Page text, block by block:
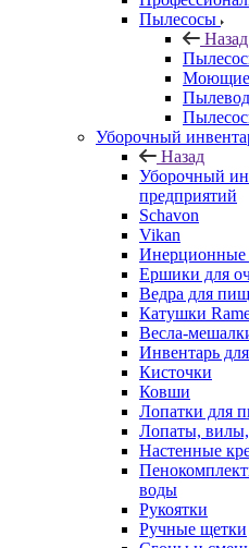
Пылесосы
Назад
Моющие
Уборочный
Назад
Уборочный
предприятий
Schavon
Vikan
Инерционные
Ершики для
Ведра для
Катушки
Весла-
Инвентарь
Кисточки
Ковши
Лопатки для
Лопаты, вилы,
Настенные
воды
Рукоятки
Ручные щетки